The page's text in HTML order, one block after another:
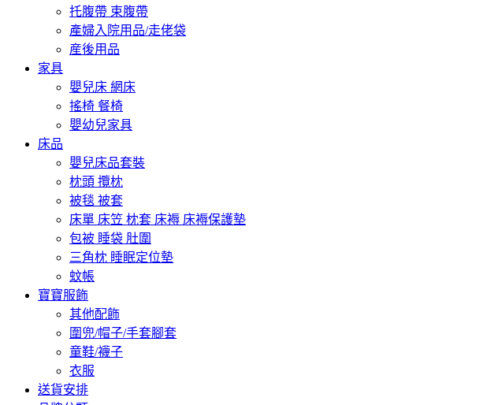
托腹帶 束腹帶
產婦入院用品/走佬袋
産後用品
家具
嬰兒床 網床
搖椅 餐椅
嬰幼兒家具
床品
嬰兒床品套裝
枕頭 攬枕
被毯 被套
床單 床笠 枕套 床褥 床褥保護墊
包被 睡袋 肚圍
三角枕 睡眠定位墊
蚊帳
寶寶服飾
其他配飾
圍兜/帽子/手套腳套
童鞋/襪子
衣服
送貨安排